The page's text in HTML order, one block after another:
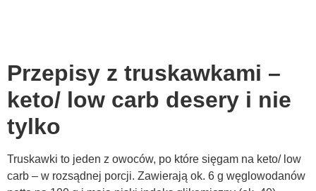
Przepisy z truskawkami –
keto/ low carb desery i nie
tylko
Truskawki to jeden z owoców, po które sięgam na keto/ low
carb – w rozsądnej porcji. Zawierają ok. 6 g węglowodanów